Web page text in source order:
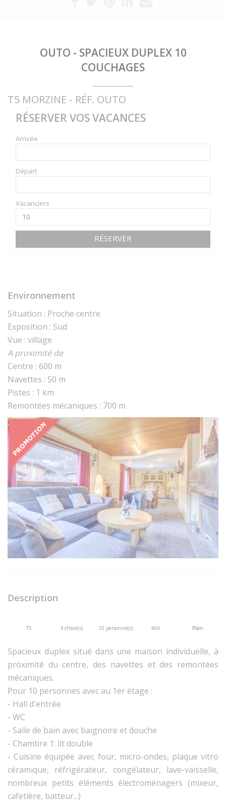
OUTO - SPACIEUX DUPLEX 10
COUCHAGES
T5 MORZINE - RÉF. OUTO
RÉSERVER VOS VACANCES
Arrivée
Départ
Vacanciers
RÉSERVER
Environnement
Situation : Proche centre
Exposition : Sud
Vue : village
A proximité de
Centre : 600 m
Navettes : 50 m
Pistes : 1 km
Remontées mécaniques : 700 m
Description
T5 4 chbre(s) 10 personne(s) Wifi Plan
Spacieux duplex situé dans une maison individuelle, à
proximité du centre, des navettes et des remontées
mécaniques.
Pour 10 personnes avec au 1er étage :
- Hall d'entrée
- WC
- Salle de bain avec baignoire et douche
- Chambre 1: lit double
- Cuisine équipée avec four, micro-ondes, plaque vitro
céramique, réfrigérateur, congélateur, lave-vaisselle,
nombreux petits éléments électroménagers (mixeur,
cafetière, batteur...)